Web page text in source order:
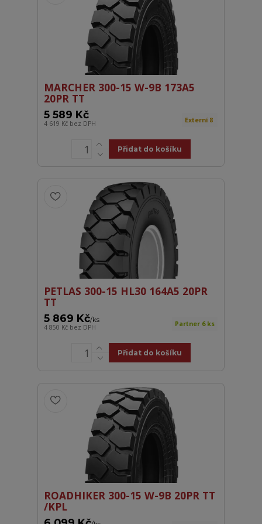
MARCHER 300-15 W-9B 173A5
20PR TT
5 589 Kč
4 619 Kč bez DPH Externí 8
Přidat do košíku
PETLAS 300-15 HL30 164A5 20PR
TT
5 869 Kč/ks
4 850 Kč bez DPH Partner 6 ks
Přidat do košíku
ROADHIKER 300-15 W-9B 20PR TT
/KPL